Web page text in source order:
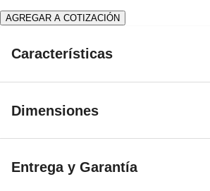
AGREGAR A COTIZACIÓN
Características
Dimensiones
Entrega y Garantía